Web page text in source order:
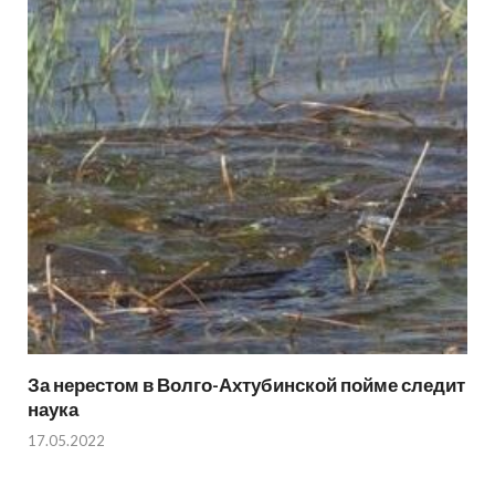
За нерестом в Волго-Ахтубинской пойме следит
наука
17.05.2022